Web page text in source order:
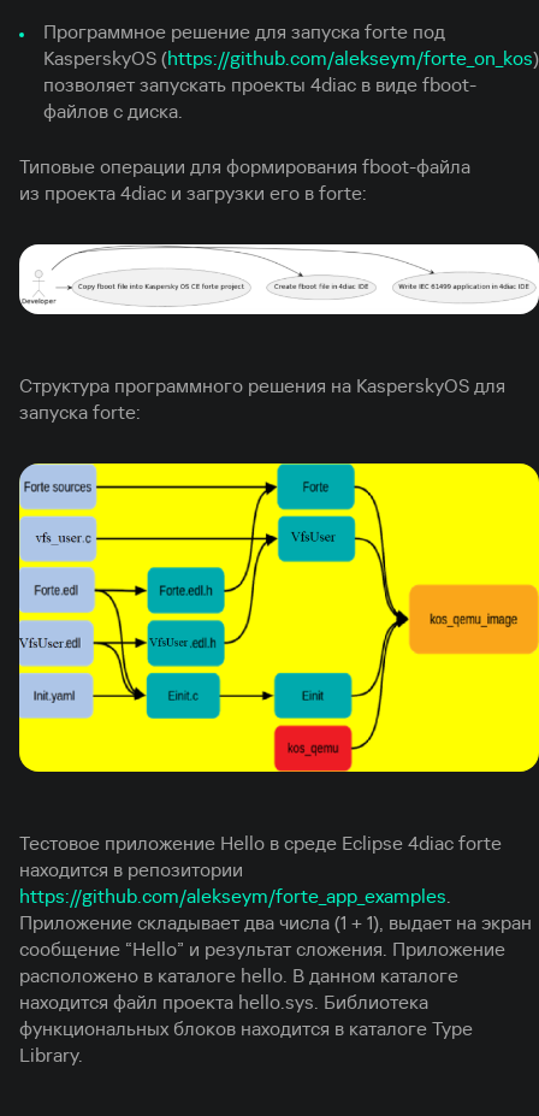
Программное решение для запуска forte под
KasperskyOS (https://github.com/alekseym/forte_on_kos)
позволяет запускать проекты 4diac в виде fboot-
файлов с диска.
Типовые операции для формирования fboot-файла
из проекта 4diac и загрузки его в forte:
Структура программного решения на KasperskyOS для
запуска forte:
Тестовое приложение Hello в среде Eclipse 4diac forte
находится в репозитории
https://github.com/alekseym/forte_app_examples.
Приложение cкладывает два числа (1 + 1), выдает на экран
сообщение “Hello” и результат сложения. Приложение
расположено в каталоге hello. В данном каталоге
находится файл проекта hello.sys. Библиотека
функциональных блоков находится в каталоге Type
Library.